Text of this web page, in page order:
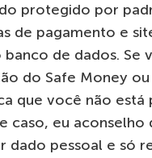
protegido por
de pagamento e
banco de dados.
do Safe Money
que você não
caso, eu
dado pessoal e só